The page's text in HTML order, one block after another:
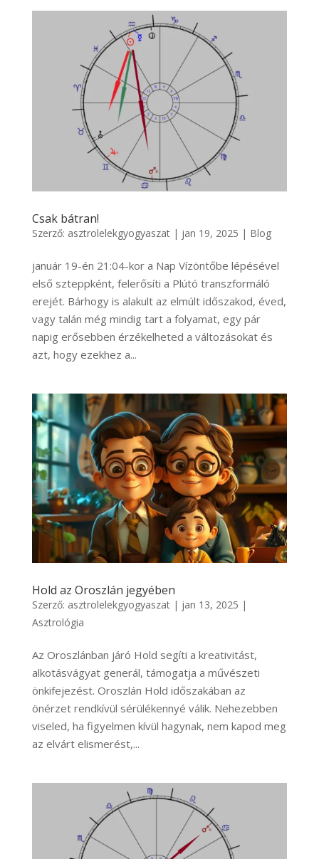
Csak bátran!
Szerző: asztrolelekgyogyaszat| jan 19, 2025 | Blog
január 19-én 21:04-kor a Nap Vízöntőbe lépésével
első szteppként, felerősíti a Plútó transzformáló
erejét. Bárhogy is alakult az elmúlt időszakod, éved,
vagy talán még mindig tart a folyamat, egy pár
napig erősebben érzékelheted a változásokat és
azt, hogy ezekhez a...
Hold az Oroszlán jegyében
Szerző: asztrolelekgyogyaszat| jan 13, 2025 |
Asztrológia
Az Oroszlánban járó Hold segíti a kreativitást,
alkotásvágyat generál, támogatja a művészeti
önkifejezést. Oroszlán Hold időszakában az
önérzet rendkívül sérülékennyé válik. Nehezebben
viseled, ha figyelmen kívül hagynak, nem kapod meg
az elvárt elismerést,...